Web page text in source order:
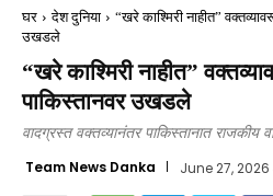
घर देश दुनिया
“खरे काश्मिरी नाहीत”
उखडले
“खरे काश्मिरी नाहीत”
पाकिस्तानवर उखडले
वादग्रस्त वक्तव्यानंतर पाकिस्तानात राजकीय
Team News Danka June 27, 2026